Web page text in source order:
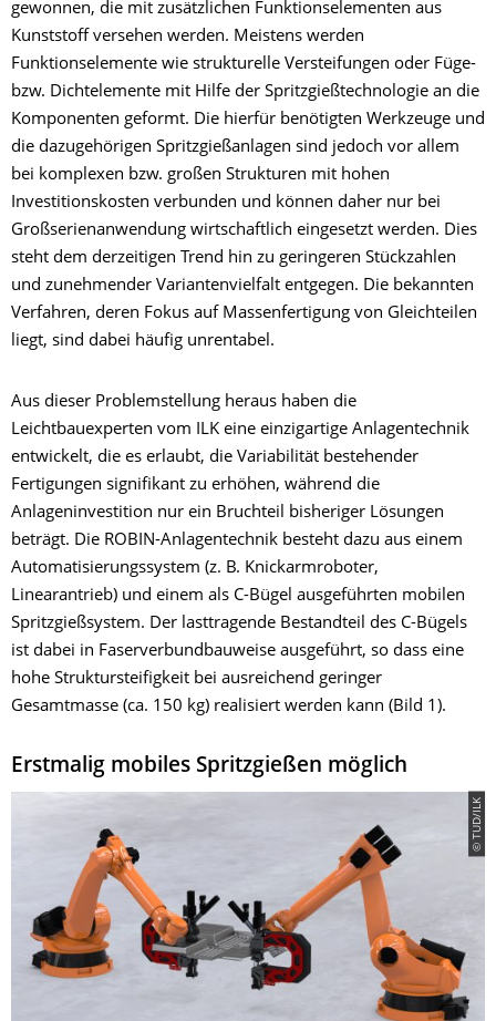
gewonnen, die mit zusätzlichen Funktionselementen aus
Kunststoff versehen werden. Meistens werden
Funktionselemente wie strukturelle Versteifungen oder Füge-
bzw. Dichtelemente mit Hilfe der Spritzgießtechnologie an die
Komponenten geformt. Die hierfür benötigten Werkzeuge und
die dazugehörigen Spritzgießanlagen sind jedoch vor allem
bei komplexen bzw. großen Strukturen mit hohen
Investitionskosten verbunden und können daher nur bei
Großserienanwendung wirtschaftlich eingesetzt werden. Dies
steht dem derzeitigen Trend hin zu geringeren Stückzahlen
und zunehmender Variantenvielfalt entgegen. Die bekannten
Verfahren, deren Fokus auf Massenfertigung von Gleichteilen
liegt, sind dabei häufig unrentabel.
Aus dieser Problemstellung heraus haben die
Leichtbauexperten vom ILK eine einzigartige Anlagentechnik
entwickelt, die es erlaubt, die Variabilität bestehender
Fertigungen signifikant zu erhöhen, während die
Anlageninvestition nur ein Bruchteil bisheriger Lösungen
beträgt. Die ROBIN-Anlagentechnik besteht dazu aus einem
Automatisierungssystem (z. B. Knickarmroboter,
Linearantrieb) und einem als C-Bügel ausgeführten mobilen
Spritzgießsystem. Der lasttragende Bestandteil des C-Bügels
ist dabei in Faserverbundbauweise ausgeführt, so dass eine
hohe Struktursteifigkeit bei ausreichend geringer
Gesamtmasse (ca. 150 kg) realisiert werden kann (Bild 1).
Erstmalig mobiles Spritzgießen möglich
© TUD/ILK